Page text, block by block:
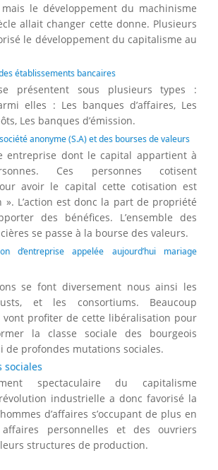
le développement du machinisme
allait changer cette donne. Plusieurs
le développement du capitalisme au
établissements bancaires
présentent sous plusieurs types :
elles : Les banques d’affaires, Les
Les banques d’émission.
anonyme (S.A) et des bourses de valeurs
entreprise dont le capital appartient à
Ces personnes cotisent
avoir le capital cette cotisation est
». L’action est donc la part de propriété
des bénéfices. L’ensemble des
se passe à la bourse des valeurs.
d’entreprise appelée aujourd’hui mariage
se font diversement nous ainsi les
et les consortiums. Beaucoup
vont profiter de cette libéralisation pour
la classe sociale des bourgeois
de profondes mutations sociales.
sociales
spectaculaire du capitalisme
industrielle a donc favorisé la
d’affaires s’occupant de plus en
personnelles et des ouvriers
structures de production.